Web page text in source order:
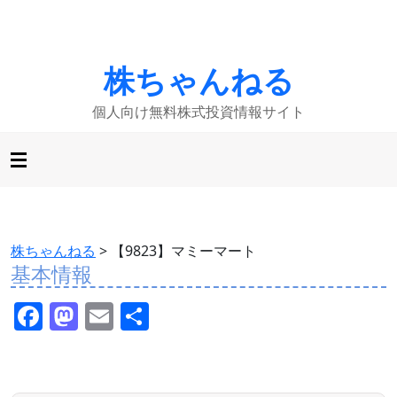
株ちゃんねる
個人向け無料株式投資情報サイト
株ちゃんねる > 【9823】マミーマート
基本情報
F M E